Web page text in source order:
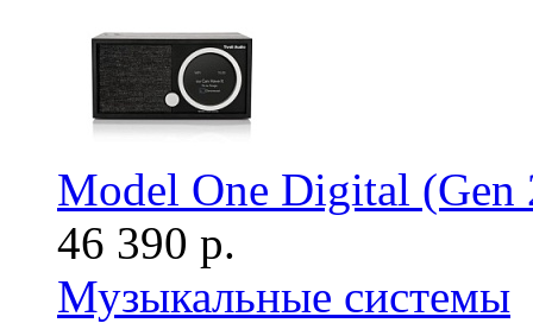
Model One Digital (Gen
46 390 р.
Музыкальные системы